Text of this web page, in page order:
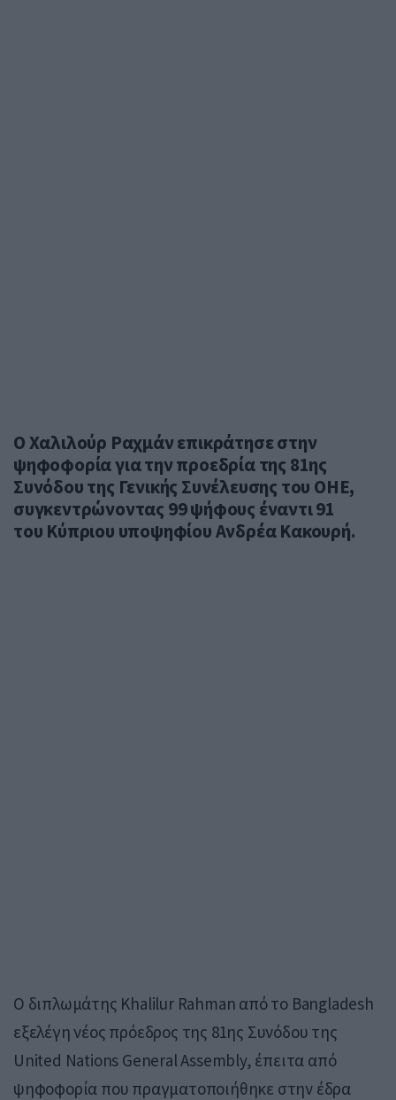
Ο Χαλιλούρ Ραχμάν επικράτησε στην
ψηφοφορία για την προεδρία της 81ης
Συνόδου της Γενικής Συνέλευσης του ΟΗΕ,
συγκεντρώνοντας 99 ψήφους έναντι 91
του Κύπριου υποψηφίου Ανδρέα Κακουρή.
Ο διπλωμάτης Khalilur Rahman από το Bangladesh
εξελέγη νέος πρόεδρος της 81ης Συνόδου της
United Nations General Assembly, έπειτα από
ψηφοφορία που πραγματοποιήθηκε στην έδρα